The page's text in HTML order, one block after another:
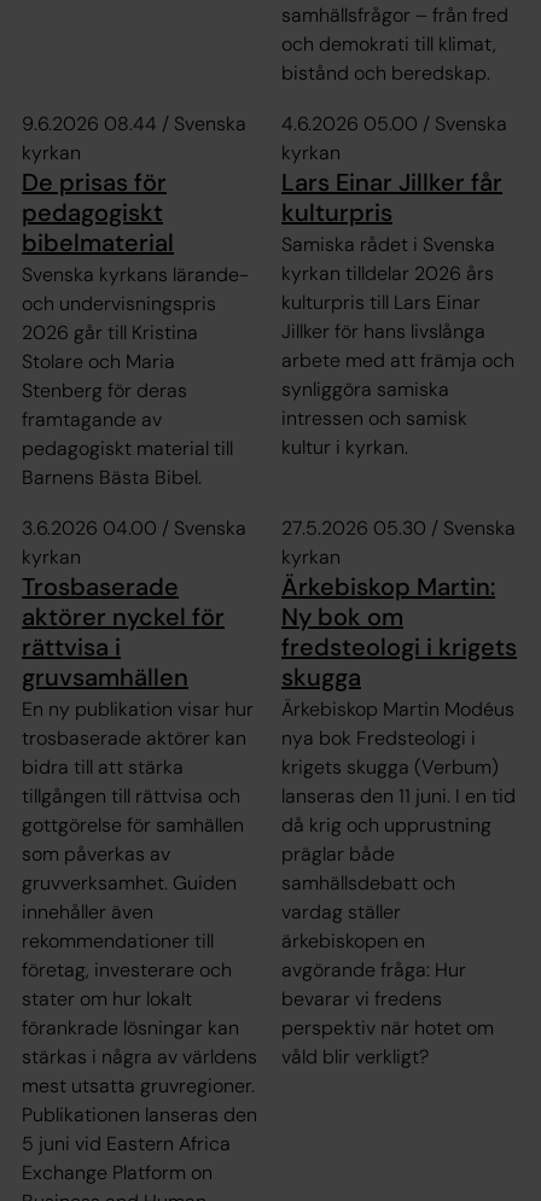
samhällsfrågor – från fred
och demokrati till klimat,
bistånd och beredskap.
9.6.2026 08.44 / Svenska
kyrkan
De prisas för
pedagogiskt
bibelmaterial
Svenska kyrkans lärande-
och undervisningspris
2026 går till Kristina
Stolare och Maria
Stenberg för deras
framtagande av
pedagogiskt material till
Barnens Bästa Bibel.
4.6.2026 05.00 / Svenska
kyrkan
Lars Einar Jillker får
kulturpris
Samiska rådet i Svenska
kyrkan tilldelar 2026 års
kulturpris till Lars Einar
Jillker för hans livslånga
arbete med att främja och
synliggöra samiska
intressen och samisk
kultur i kyrkan.
3.6.2026 04.00 / Svenska
kyrkan
Trosbaserade
aktörer nyckel för
rättvisa i
gruvsamhällen
En ny publikation visar hur
trosbaserade aktörer kan
bidra till att stärka
tillgången till rättvisa och
gottgörelse för samhällen
som påverkas av
gruvverksamhet. Guiden
innehåller även
rekommendationer till
företag, investerare och
stater om hur lokalt
förankrade lösningar kan
stärkas i några av världens
mest utsatta gruvregioner.
Publikationen lanseras den
5 juni vid Eastern Africa
Exchange Platform on
27.5.2026 05.30 / Svenska
kyrkan
Ärkebiskop Martin:
Ny bok om
fredsteologi i krigets
skugga
Ärkebiskop Martin Modéus
nya bok Fredsteologi i
krigets skugga (Verbum)
lanseras den 11 juni. I en tid
då krig och upprustning
präglar både
samhällsdebatt och
vardag ställer
ärkebiskopen en
avgörande fråga: Hur
bevarar vi fredens
perspektiv när hotet om
våld blir verkligt?